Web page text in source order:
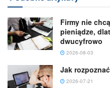
Firmy nie
pieniądze,
dwucyfrowo
2026-08-03
Jak
2026-07-21